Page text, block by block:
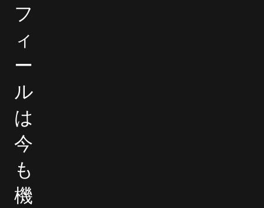
フ
ィ
ー
ル
は
今
も
機